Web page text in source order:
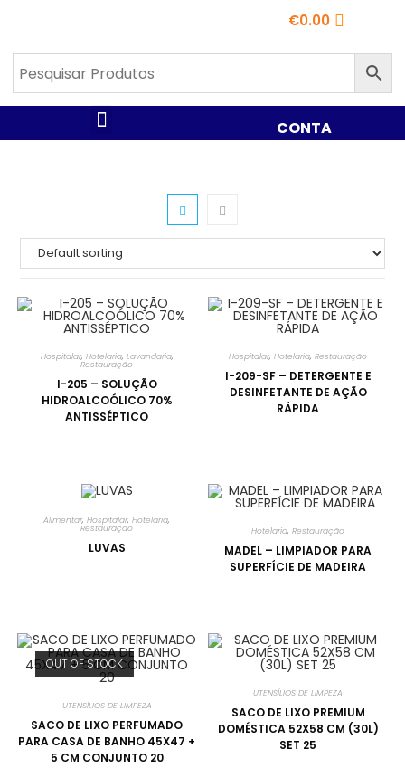
€0.00
CONTA
Hospitalar, Hotelaria, Lavandaria,
Restauração
I-205 – SOLUÇÃO
HIDROALCOÓLICO 70%
ANTISSÉPTICO
Hospitalar,Hotelaria,Restauração
I-209-SF – DETERGENTE E
DESINFETANTE DE AÇÃO
RÁPIDA
Alimentar,Hospitalar,Hotelaria,
Restauração
LUVAS
Hotelaria,Restauração
MADEL – LIMPIADOR PARA
SUPERFÍCIE DE MADEIRA
OUT OF STOCK
UTENSÍLIOS DE LIMPEZA
SACO DE LIXO PERFUMADO
PARA CASA DE BANHO 45X47 +
5 CM CONJUNTO 20
UTENSÍLIOS DE LIMPEZA
SACO DE LIXO PREMIUM
DOMÉSTICA 52X58 CM (30L)
SET 25